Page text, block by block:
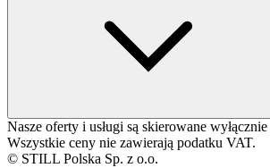
Nasze oferty i usługi są skierowane
Wszystkie ceny nie zawierają podatku VAT.
© STILL Polska Sp. z o.o.